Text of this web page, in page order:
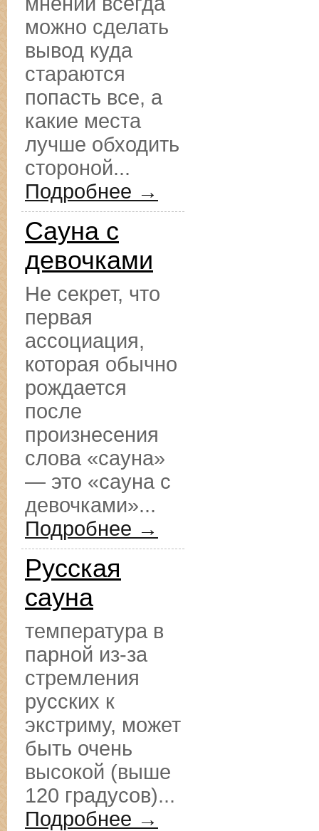
можно сделать
вывод куда
стараются
попасть все, а
какие места
лучше обходить
стороной...
Подробнее →
Сауна с
девочками
Не секрет, что
первая
ассоциация,
которая обычно
рождается
после
произнесения
слова «сауна»
— это «сауна с
девочками»...
Подробнее →
Русская
сауна
температура в
парной из-за
стремления
русских к
экстриму, может
быть очень
высокой (выше
120 градусов)...
Подробнее →